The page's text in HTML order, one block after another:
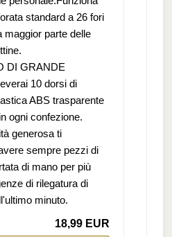
standard a 26 fori
maggior parte delle
DI GRANDE
10 dorsi di
ABS trasparente
ogni confezione.
generosa ti
sempre pezzi di
di mano per più
di rilegatura di
minuto.
18,99 EUR